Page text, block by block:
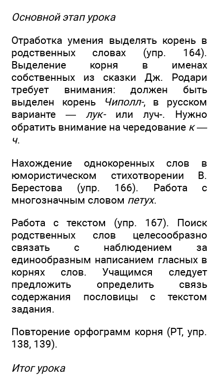
Основной этап урока
Отработка умения выделять корень в
родственных словах (упр. 164).
Выделение корня в именах
собственных из сказки Дж. Родари
требует внимания: должен быть
выделен корень
Чиполл-, в русском
варианте — лук-или луч-. Нужно
обратить внимание на чередование к —
ч.
Нахождение однокоренных слов в
юмористическом стихотворении В.
Берестова (упр. 166). Работа с
многозначным словом петух.
Работа с текстом (упр. 167). Поиск
родственных слов целесообразно
связать с наблюдением за
единообразным написанием гласных в
корнях слов. Учащимся следует
предложить определить связь
содержания пословицы с текстом
задания.
Повторение орфограмм корня (РТ, упр.
138, 139).
Итог урока